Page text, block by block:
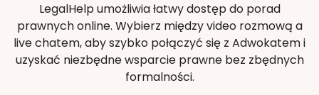
LegalHelp umożliwia łatwy dostęp do porad
prawnych online. Wybierz między video rozmową a
live chatem, aby szybko połączyć się z Adwokatem i
uzyskać niezbędne wsparcie prawne bez zbędnych
formalności.